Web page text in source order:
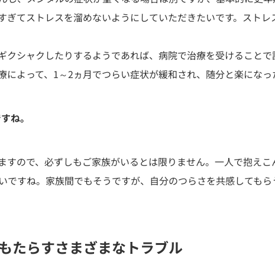
ぎてストレスを溜めないようにしていただきたいです。スト
クシャクしたりするようであれば、病院で治療を受けること
によって、1～2ヵ月でつらい症状が緩和され、随分と楽にな
ね。
すので、必ずしもご家族がいるとは限りません。一人で抱え
ですね。家族間でもそうですが、自分のつらさを共感しても
たらすさまざまなトラブル